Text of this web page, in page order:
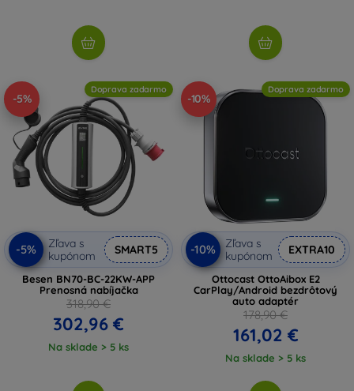
-5%
Doprava zadarmo
-5%
Zľava s
kupónom
SMART5
Besen BN70-BC-22KW-APP
Prenosná nabíjačka
318,90 €
302,96 €
Na sklade > 5 ks
-10%
Doprava zadarmo
-10%
Zľava s
kupónom
EXTRA10
Ottocast OttoAibox E2
CarPlay/Android bezdrôtový
auto adaptér
178,90 €
161,02 €
Na sklade > 5 ks